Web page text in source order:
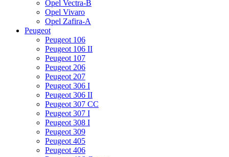
Opel Vectra-B
Opel Vivaro
Opel Zafira-A
Peugeot
Peugeot 106
Peugeot 106 II
Peugeot 107
Peugeot 206
Peugeot 207
Peugeot 306 I
Peugeot 306 II
Peugeot 307 CC
Peugeot 307 I
Peugeot 308 I
Peugeot 309
Peugeot 405
Peugeot 406